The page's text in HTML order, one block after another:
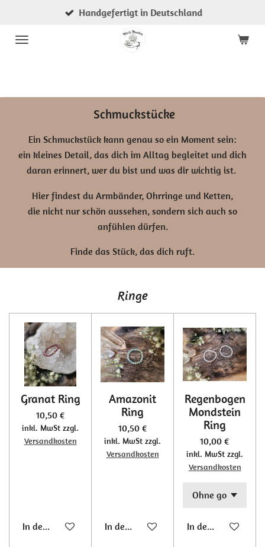
springen
Handgefertigt in Deutschland
Schmuckstücke
Ein Schmuckstück kann genau so ein Moment sein:
ein kleines Detail, das dich im Alltag begleitet und dich
daran erinnert, wer du bist und was dir wichtig ist.
Hier findest du Armbänder, Ohrringe und Ketten,
die nicht nur schön aussehen, sondern sich auch so
anfühlen dürfen.
Finde das Stück, das dich ruft.
Ringe
Granat Ring
10,50 €
inkl. MwSt zzgl.
Versandkosten
In den Warenkorb
Amazonit
Ring
10,50 €
inkl. MwSt zzgl.
Versandkosten
In den Warenkorb
Regenbogen
Mondstein
Ring
10,00 €
inkl. MwSt zzgl.
Versandkosten
In den Warenkorb